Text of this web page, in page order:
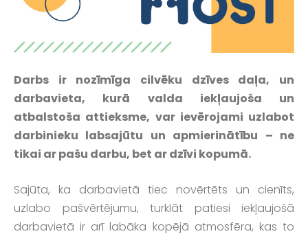
Darbs ir nozīmīga cilvēku dzīves daļa, un
darbavieta, kurā valda iekļaujoša un
atbalstoša attieksme, var ievērojami uzlabot
darbinieku labsajūtu un apmierinātību – ne
tikai ar pašu darbu, bet ar dzīvi kopumā.
Sajūta, ka darbavietā tiec novērtēts un cienīts,
uzlabo pašvērtējumu, turklāt patiesi iekļaujošā
darbavietā ir arī labāka kopējā atmosfēra, kas to